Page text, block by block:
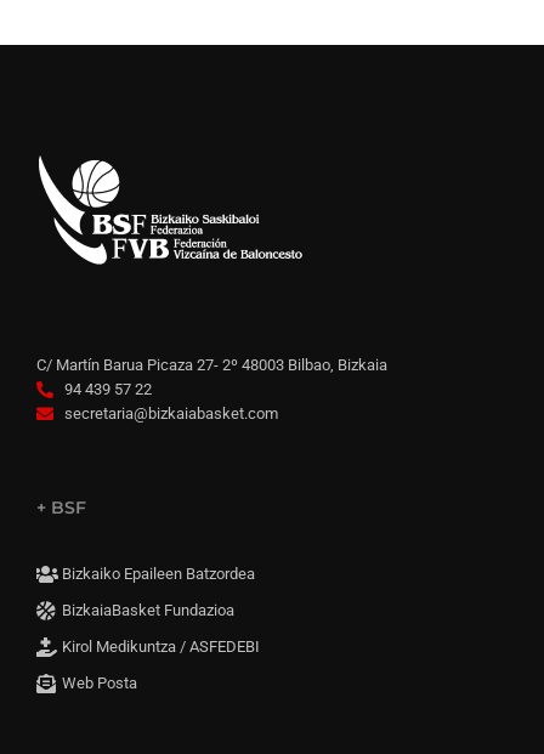
C/ Martín Barua Picaza 27- 2º 48003 Bilbao, Bizkaia
94 439 57 22
secretaria@bizkaiabasket.com
+ BSF
Bizkaiko Epaileen Batzordea
BizkaiaBasket Fundazioa
Kirol Medikuntza / ASFEDEBI
Web Posta